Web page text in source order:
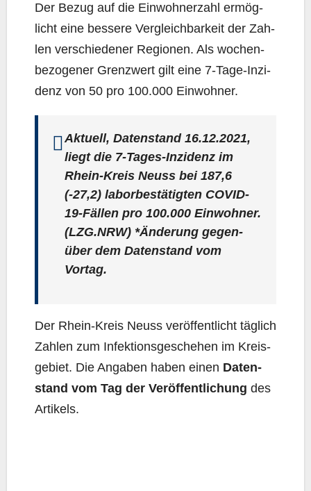
Der Bezug auf die Ein­woh­ner­zahl ermög­
licht eine bes­se­re Ver­gleich­bar­keit der Zah­
len ver­schie­de­ner Regio­nen. Als wochen­
be­zo­ge­ner Grenz­wert gilt eine 7‑Ta­ge-Inzi­
denz von 50 pro 100.000 Einwohner.
Aktu­ell, Daten­stand 16.12.2021,
liegt die 7‑Ta­ges-Inzi­denz im
Rhein-Kreis Neuss bei 187,6
(-27,2) labor­be­stä­tig­ten COVID-
19-Fäl­len pro 100.000 Ein­woh­ner.
(LZG.NRW) *Ände­rung gegen­
über dem Daten­stand vom
Vortag.
Der Rhein-Kreis Neuss ver­öf­fent­licht täg­lich
Zah­len zum Infek­ti­ons­ge­sche­hen im Kreis­
ge­biet. Die Anga­ben haben einen Daten­
stand vom Tag der Ver­öf­fent­li­chung des
Artikels.